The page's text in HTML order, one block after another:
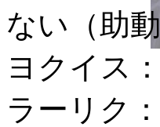
ない（助
ヨクイス：
ラーリク：